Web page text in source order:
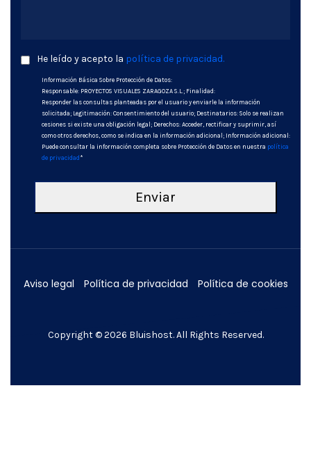
He leído y acepto la política de privacidad.
Información Básica Sobre Protección de Datos:
Responsable: PROYECTOS VISUALES ZARAGOZA S.L.; Finalidad:
Responder las consultas planteadas por el usuario y enviarle la información
solicitada; Legitimación: Consentimiento del usuario; Destinatarios: Solo se realizan
cesiones si existe una obligación legal; Derechos: Acceder, rectificar y suprimir, así
como otros derechos, como se indica en la información adicional; Información adicional:
Puede consultar la información completa sobre Protección de Datos en nuestra política
de privacidad *
Copyright © 2026 Bluishost. All Rights Reserved.
Aviso legal Política de privacidad Política de cookies